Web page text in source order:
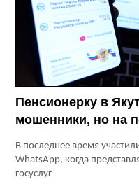
Пенсионерку в
мошенники, но на
В последнее время
WhatsApp, когда
госуслуг